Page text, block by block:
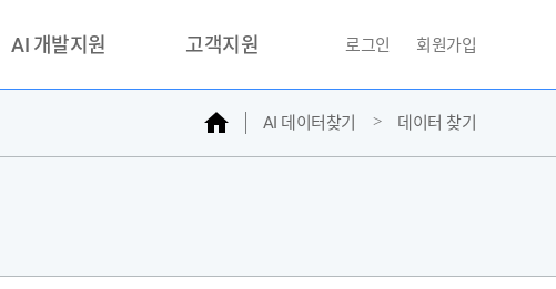
AI 개발지원 고객지원
문의하기
자주찾는질문
로그인 회원가입
홈 AI 데이터찾기 데이터 찾기